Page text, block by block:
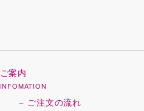
ご案内
INFOMATION
ご注文の流れ